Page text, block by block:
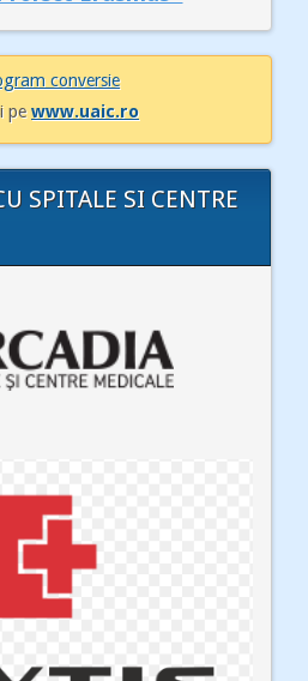
pewww.uaic.ro
SPITALE SI CENTRE